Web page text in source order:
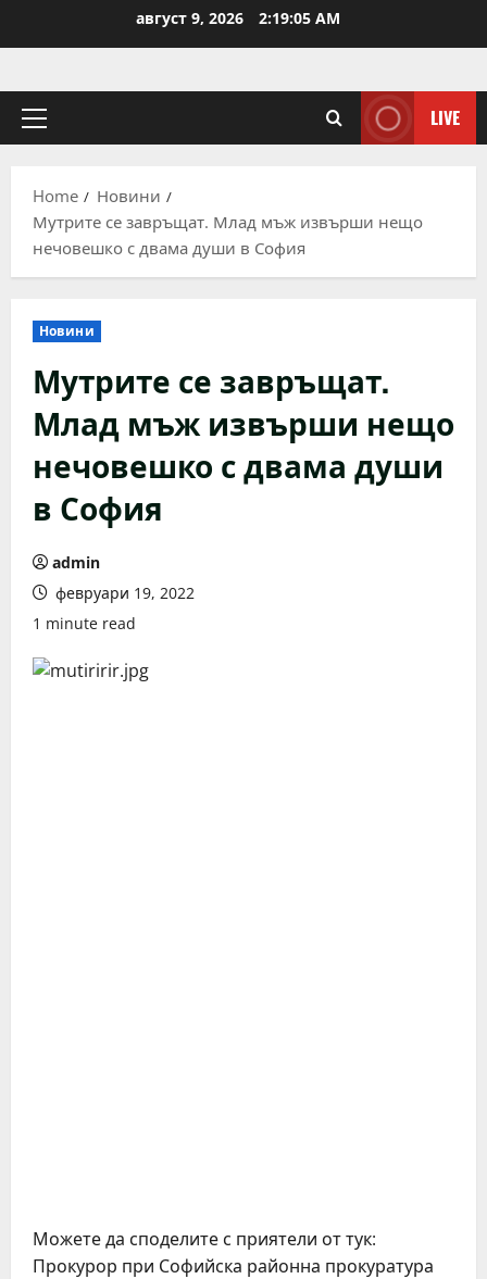
август 9, 2026 2:19:05 AM
Primary
LIVE
Home
Новини
Мутрите се завръщат. Млад мъж извърши нещо
нечовешко с двама души в София
Новини
Мутрите се завръщат.
Млад мъж извърши нещо
нечовешко с двама души
в София
admin
февруари 19, 2022
1 minute read
Можете да споделите с приятели от тук:
Прокурор при Софийска районна прокуратура